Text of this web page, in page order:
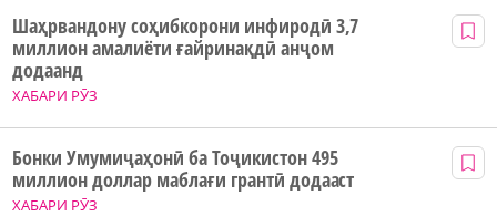
ХАБАРИ РӮЗ
Шаҳрвандону соҳибкорони инфиродӣ 3,7
миллион амалиёти ғайринақдӣ анҷом
додаанд
ХАБАРИ РӮЗ
Бонки Умумиҷаҳонӣ ба Тоҷикистон 495
миллион доллар маблағи грантӣ додааст